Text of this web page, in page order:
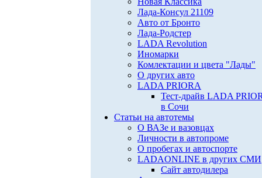
Лада-Консул 21109
Авто от Бронто
Лада-Родстер
LADA Revolution
Иномарки
Комлектации и цвета "Лады"
О других авто
LADA PRIORA
Тест-драйв LADA
в Сочи
Статьи на автотемы
О ВАЗе и вазовцах
Личности в автопроме
О пробегах и автоспорте
LADAONLINE в других СМИ
Сайт автодилера